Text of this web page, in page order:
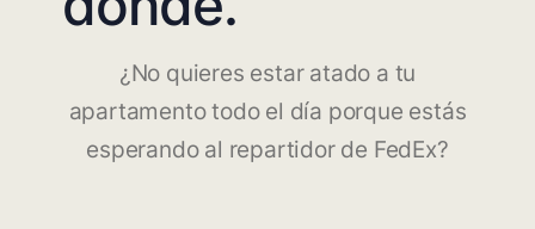
¿No quieres estar atado a tu
apartamento todo el día porque estás
esperando al repartidor de FedEx?